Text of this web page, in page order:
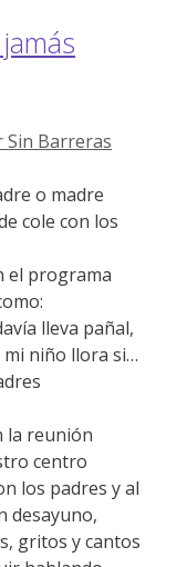
Sin Barreras
o madre
cole con los
el programa
lleva pañal,
mi niño llora si…
la reunión
centro
los padres y al
desayuno,
gritos y cantos